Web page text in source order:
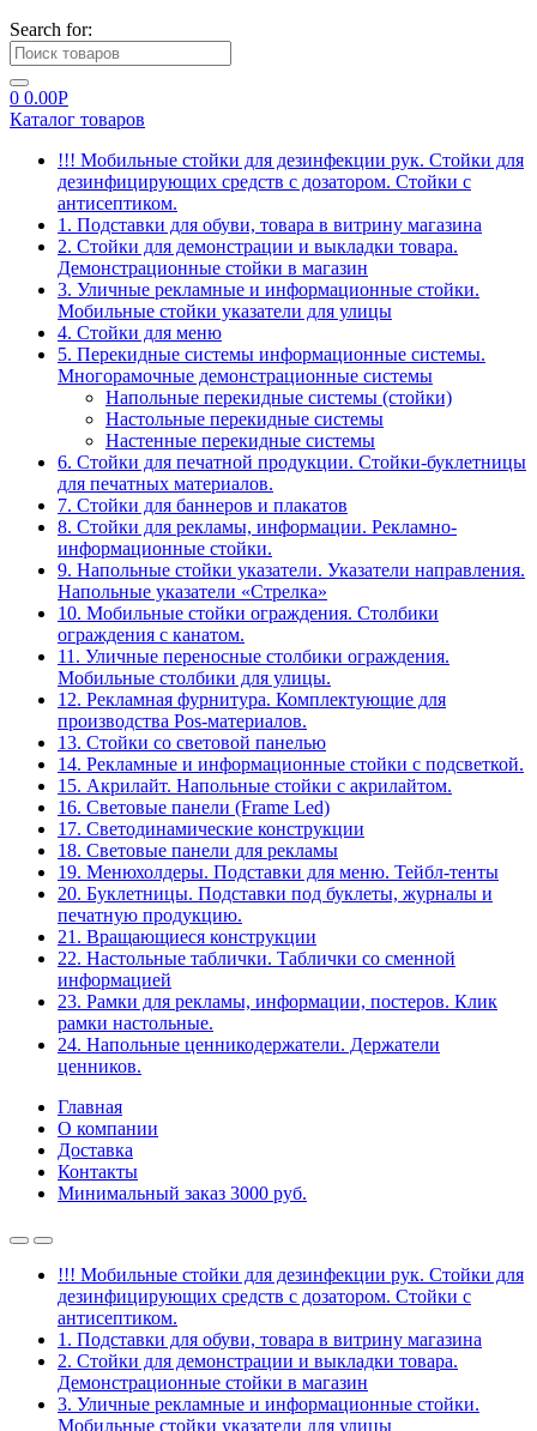
Search for:
0 0.00Р
Каталог товаров
!!! Мобильные стойки для дезинфекции рук. Стойки для
дезинфицирующих средств с дозатором. Стойки с
антисептиком.
1. Подставки для обуви, товара в витрину магазина
2. Стойки для демонстрации и выкладки товара.
Демонстрационные стойки в магазин
3. Уличные рекламные и информационные стойки.
Мобильные стойки указатели для улицы
4. Стойки для меню
5. Перекидные системы информационные системы.
Многорамочные демонстрационные системы
Напольные перекидные системы (стойки)
Настольные перекидные системы
Настенные перекидные системы
6. Стойки для печатной продукции. Стойки-буклетницы
для печатных материалов.
7. Стойки для баннеров и плакатов
8. Стойки для рекламы, информации. Рекламно-
информационные стойки.
9. Напольные стойки указатели. Указатели направления.
Напольные указатели «Стрелка»
10. Мобильные стойки ограждения. Столбики
ограждения с канатом.
11. Уличные переносные столбики ограждения.
Мобильные столбики для улицы.
12. Рекламная фурнитура. Комплектующие для
производства Pos-материалов.
13. Стойки со световой панелью
14. Рекламные и информационные стойки с подсветкой.
15. Акрилайт. Напольные стойки с акрилайтом.
16. Световые панели (Frame Led)
17. Светодинамические конструкции
18. Световые панели для рекламы
19. Менюхолдеры. Подставки для меню. Тейбл-тенты
20. Буклетницы. Подставки под буклеты, журналы и
печатную продукцию.
21. Вращающиеся конструкции
22. Настольные таблички. Таблички со сменной
информацией
23. Рамки для рекламы, информации, постеров. Клик
рамки настольные.
24. Напольные ценникодержатели. Держатели
ценников.
Главная
О компании
Доставка
Контакты
Минимальный заказ 3000 руб.
!!! Мобильные стойки для дезинфекции рук. Стойки для
дезинфицирующих средств с дозатором. Стойки с
антисептиком.
1. Подставки для обуви, товара в витрину магазина
2. Стойки для демонстрации и выкладки товара.
Демонстрационные стойки в магазин
3. Уличные рекламные и информационные стойки.
Мобильные стойки указатели для улицы